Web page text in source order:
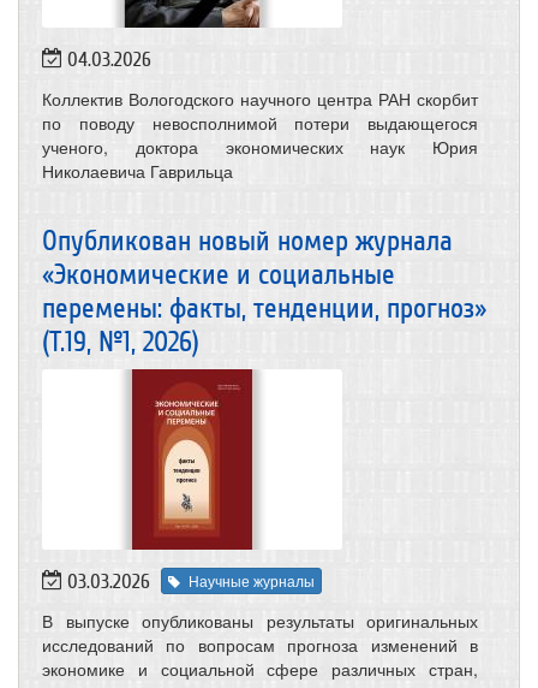
04.03.2026
Коллектив Вологодского научного центра РАН скорбит
по поводу невосполнимой потери выдающегося
ученого, доктора экономических наук Юрия
Николаевича Гаврильца
Опубликован новый номер журнала
«Экономические и социальные
перемены: факты, тенденции, прогноз»
(Т.19, №1, 2026)
03.03.2026 Научные журналы
В выпуске опубликованы результаты оригинальных
исследований по вопросам прогноза изменений в
экономике и социальной сфере различных стран,